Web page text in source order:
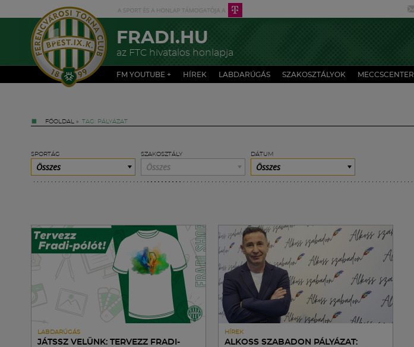
FRADI.HU
az FTC hivatalos honlapja
FM YOUTUBE + HÍREK LABDARÚGÁS SZAKOSZTÁLYOK MECCSCENTER
FŐOLDAL » TAG: PÁLYÁZAT
SPORTÁG
Összes
SZAKOSZTÁLY
Összes
DÁTUM
Összes
LABDARÚGÁS
JÁTSSZ VELÜNK: TERVEZZ FRADI-
HÍREK
ALKOSS SZABADON PÁLYÁZAT: